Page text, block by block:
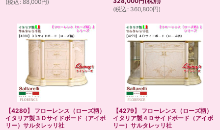
(税込 : 88,000円)
(税込 : 360,800円)
【4280】 フローレンス（ローズ柄）
イタリア製３Ｄサイドボード（アイボ
リー）サルタレッリ社
【4279】 フローレンス（ローズ柄）
イタリア製４Ｄサイドボード（アイボ
リー）サルタレッリ社